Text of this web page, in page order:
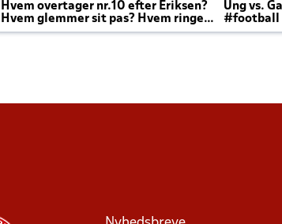
Hvem overtager nr.10 efter Eriksen?
Hvem glemmer sit pas? Hvem ringer
Joachim altid til efter kampe?
Ung vs.
#football